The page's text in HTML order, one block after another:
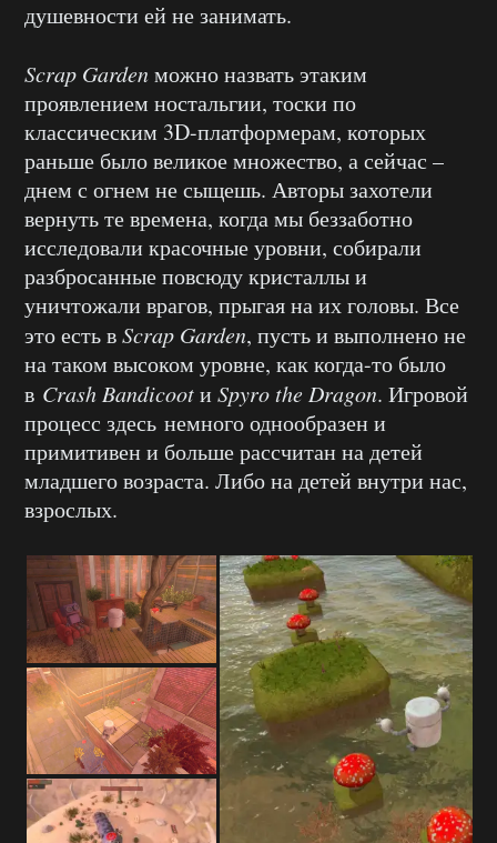
душевности ей не занимать.
Scrap Gardenможно назвать этаким
проявлением ностальгии, тоски по
классическим 3D-платформерам, которых
раньше было великое множество, а сейчас –
днем с огнем не сыщешь. Авторы захотели
вернуть те времена, когда мы беззаботно
исследовали красочные уровни, собирали
разбросанные повсюду кристаллы и
уничтожали врагов, прыгая на их головы. Все
это есть вScrap Garden, пусть и выполнено не
на таком высоком уровне, как когда-то было
в Crash Bandicootи Spyro the Dragon. Игровой
процесс здесь немного однообразен и
примитивен и больше рассчитан на детей
младшего возраста. Либо на детей внутри нас,
взрослых.